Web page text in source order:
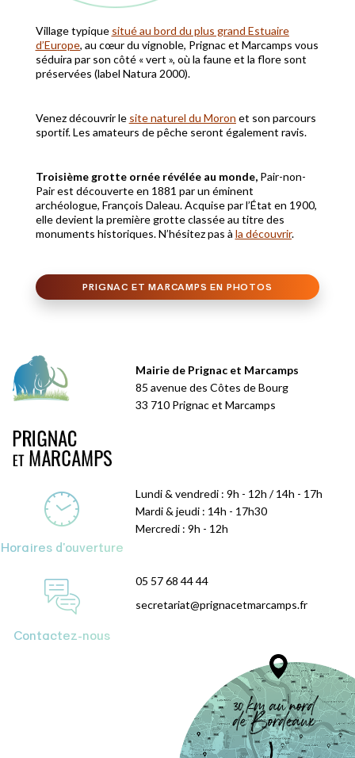
Village typique situé au bord du plus grand Estuaire
d’Europe, au cœur du vignoble, Prignac et Marcamps vous
séduira par son côté « vert », où la faune et la flore sont
préservées (label Natura 2000).
Venez découvrir le site naturel du Moron et son parcours
sportif. Les amateurs de pêche seront également ravis.
Troisième grotte ornée révélée au monde,Pair-non-
Pair est découverte en 1881 par un éminent
archéologue, François Daleau. Acquise par l’État en 1900,
elle devient la première grotte classée au titre des
monuments historiques. N’hésitez pas à la découvrir.
PRIGNAC ET MARCAMPS EN PHOTOS
Mairie de Prignac et Marcamps
85 avenue des Côtes de Bourg
33 710 Prignac et Marcamps
Horaires d'ouverture
Lundi & vendredi : 9h - 12h / 14h - 17h
Mardi & jeudi : 14h - 17h30
Mercredi : 9h - 12h
Contactez-nous
05 57 68 44 44
secretariat@prignacetmarcamps.fr